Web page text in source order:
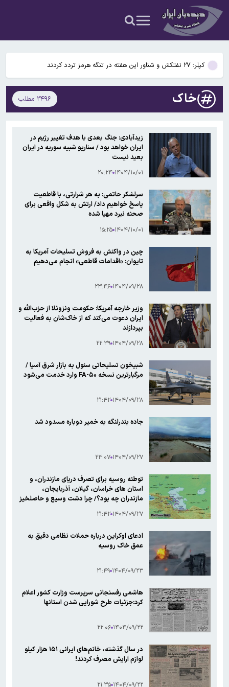
قیمت نفت صعودی ماند
باد و گردوخاک در بخش‌هایی از کشور/ دریای مازندران مواج است
کپلر: ۲۷ نفتکش و شناور این هفته در تنگه هرمز تردد کردند
پاسخ تأمین‌اجتماعی به زمان پرداخت مابه‌التفاوت حقوق بازنشستگان
کشف بقایای انسانی در ارتفاعات شمیرانات
قیمت نفت صعودی ماند
باد و گردوخاک در بخش‌هایی از کشور/ دریای مازندران مواج است
خاک ۲۴۹۶ مطلب
زیدآبادی: جنگ بعدی با هدف تغییر رژیم در
ایران خواهد بود / سناریو شبیه سوریه در ایران
بعید نیست
۱۴۰۴/۱۰/۰۱ ۲۰:۲۴
سرلشکر حاتمی: به هر شرارتی، با قاطعیت
پاسخ خواهیم داد/ ارتش به شکل واقعی برای
صحنه نبرد مهیا شده
۱۴۰۴/۱۰/۰۱ ۱۵:۲۵
چین در واکنش به فروش تسلیحات آمریکا به
تایوان: «اقدامات قاطعی» انجام می‌دهیم
۱۴۰۴/۰۹/۲۸ ۲۳:۴۶
وزیر خارجه آمریکا: حکومت ونزوئلا از حزب‌الله و
ایران دعوت می‌کند که از خاک‌شان به فعالیت
بپردازند
۱۴۰۴/۰۹/۲۸ ۲۲:۳۹
شبیخون تسلیحاتی سئول به بازار شرق آسیا /
مرگبارترین نسخه FA-۵۰ وارد خدمت می‌شود
۱۴۰۴/۰۹/۲۸ ۲۱:۴۲
جاده بندرلنگه به خمیر دوباره مسدود شد
۱۴۰۴/۰۹/۲۷ ۲۳:۰۷
توطئه روسیه برای تصرف دریای مازندران، و
استان های خراسان، گیلان، آذربایجان،
مازندران چه بود؟/ چرا دشت وسیع و حاصلخیز
۱۴۰۴/۰۹/۲۷ ۲۱:۴۲
ادعای اوکراین درباره حملات نظامی دقیق به
عمق خاک روسیه
۱۴۰۴/۰۹/۲۳ ۲۱:۴۹
هاشمی رفسنجانی سرپرست وزارت کشور اعلام
کرد:جزئیات طرح شورایی شدن استانها
۱۴۰۴/۰۹/۲۲ ۲۲:۰۶
در سال گذشته، خانم‌های ایرانی ۱۵۱ هزار کیلو
لوازم آرایش مصرف کردند!
۱۴۰۴/۰۹/۲۲ ۲۱:۳۵